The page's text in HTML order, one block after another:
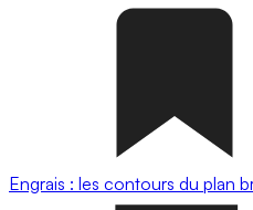
Engrais : les contours du plan